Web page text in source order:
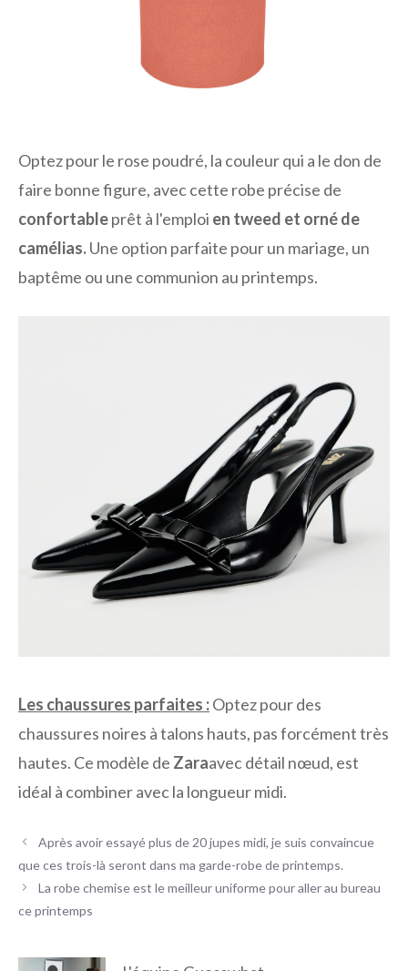
Optez pour le rose poudré, la couleur qui a le don de
faire bonne figure, avec cette robe précise de
confortableprêt à l'emploi en tweed et orné de
camélias.Une option parfaite pour un mariage, un
baptême ou une communion au printemps.
Les chaussures parfaites :Optez pour des
chaussures noires à talons hauts, pas forcément très
hautes. Ce modèle de Zaraavec détail nœud, est
idéal à combiner avec la longueur midi.
Après avoir essayé plus de 20 jupes midi, je suis convaincue
que ces trois-là seront dans ma garde-robe de printemps.
La robe chemise est le meilleur uniforme pour aller au bureau
ce printemps